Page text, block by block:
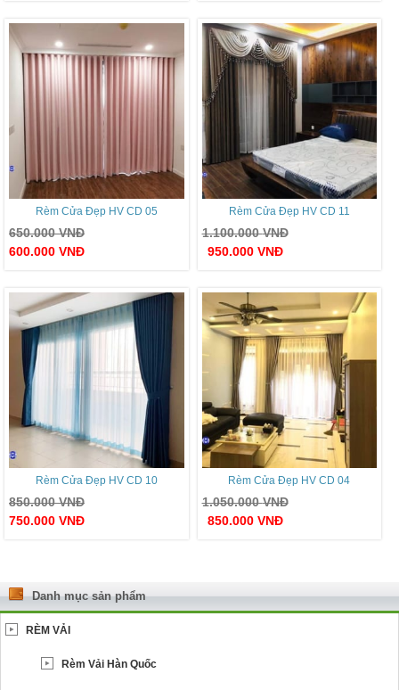
Rèm Cửa Đẹp HV CD 05
650.000VNĐ
600.000 VNĐ
Rèm Cửa Đẹp HV CD 11
1.100.000VNĐ
950.000 VNĐ
Rèm Cửa Đẹp HV CD 10
850.000VNĐ
750.000 VNĐ
Rèm Cửa Đẹp HV CD 04
1.050.000VNĐ
850.000 VNĐ
Danh mục sản phẩm
RÈM VẢI
Rèm Vải Hàn Quốc